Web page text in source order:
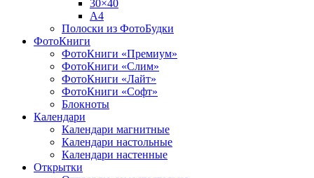
30×40
A4
Полоски из ФотоБудки
ФотоКниги
ФотоКниги «Премиум»
ФотоКниги «Слим»
ФотоКниги «Лайт»
ФотоКниги «Софт»
Блокноты
Календари
Календари магнитные
Календари настольные
Календари настенные
Открытки